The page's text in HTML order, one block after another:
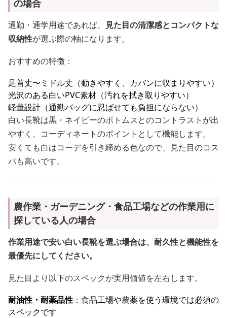
の場合
通勤・通学用途であれば、
見た目の清潔感とコンパクトな
収納性が選ぶ際の軸になります。
おすすめの特徴：
足首丈〜ミドル丈（動きやすく、カバンに収まりやすい）
光沢のある白いPVC素材（汚れを拭き取りやすい）
軽量設計（通勤バッグに忍ばせても負担にならない）
白い長靴は黒・ネイビーのボトムスとのコントラストが出
やすく、コーディネートのポイントとして機能します。
安くても白はコーデを引き締める色なので、見た目のコス
パも高いです。
農作業・ガーデニング・食品工場などの作業用に
探している人の場合
作業用途で安い白い長靴を選ぶ場合は、耐久性と機能性を
最優先にしてください。
見た目より以下のスペックが実用価値を左右します。
耐油性・耐薬品性 ：食品工場や農薬を使う環境では必須の
スペックです